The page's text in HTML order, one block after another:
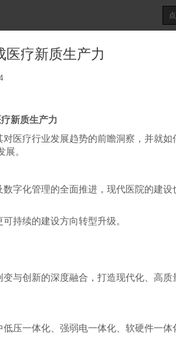
医疗新质生产力
新质生产力
医疗行业发展趋势的前瞻洞察，并就
。
字化管理的全面推进，现代医院的建
持续的建设方向转型升级。
与创新的深度融合，打造现代化、高质
压一体化、强弱电一体化、软硬件一体